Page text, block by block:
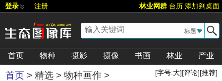
登录 注册 林业网群 台历 添加到桌面
▼
首页 物种 摄影 摄像 书画 林业 产业
首页 > 精选 > 物种画作 > [字号:大][评论][推荐]